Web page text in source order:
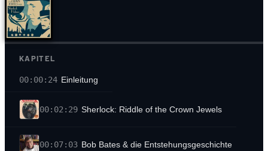
KAPITEL
00:00:24 Einleitung
00:02:29 Sherlock: Riddle of the Crown Jewels
00:07:03 Bob Bates & die Entstehungsgeschichte